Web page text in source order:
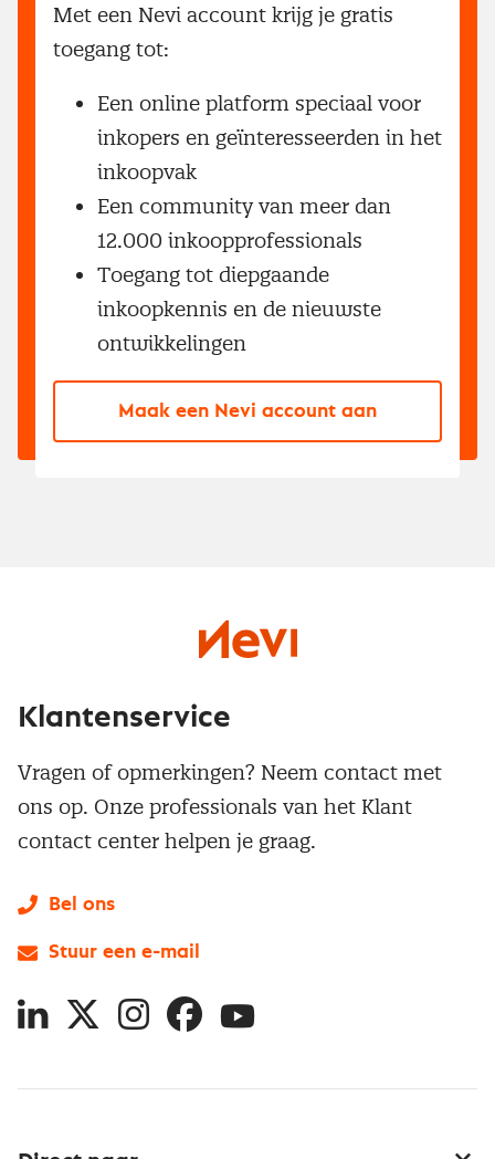
Met een Nevi account krijg je gratis
toegang tot:
Een online platform speciaal voor
inkopers en geïnteresseerden in het
inkoopvak
Een community van meer dan
12.000 inkoopprofessionals
Toegang tot diepgaande
inkoopkennis en de nieuwste
ontwikkelingen
Maak een Nevi account aan
Klantenservice
Vragen of opmerkingen? Neem contact met
ons op. Onze professionals van het Klant
contact center helpen je graag.
Bel ons
Stuur een e-mail
LinkedIn
X InstagramFacebookYouTube